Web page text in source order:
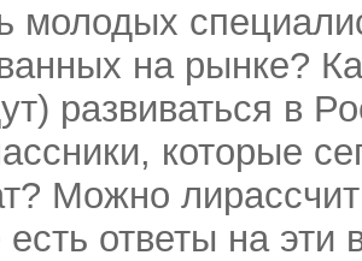
молодых
на рынке?
развиваться в
кото­рые
Можно
ответы на эти